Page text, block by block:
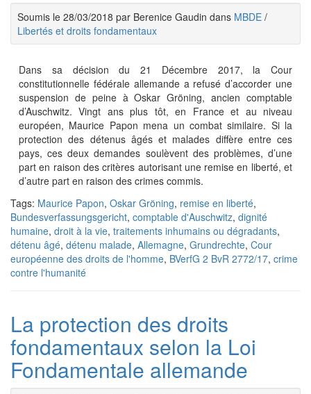
Soumis le 28/03/2018 par Berenice Gaudin dans MBDE /
Libertés et droits fondamentaux
Dans sa décision du 21 Décembre 2017, la Cour
constitutionnelle fédérale allemande a refusé d’accorder une
suspension de peine à Oskar Gröning, ancien comptable
d’Auschwitz. Vingt ans plus tôt, en France et au niveau
européen, Maurice Papon mena un combat similaire. Si la
protection des détenus âgés et malades diffère entre ces
pays, ces deux demandes soulèvent des problèmes, d’une
part en raison des critères autorisant une remise en liberté, et
d’autre part en raison des crimes commis.
Tags: Maurice Papon, Oskar Gröning, remise en liberté,
Bundesverfassungsgericht, comptable d'Auschwitz, dignité
humaine, droit à la vie, traitements inhumains ou dégradants,
détenu âgé, détenu malade, Allemagne, Grundrechte, Cour
européenne des droits de l'homme, BVerfG 2 BvR 2772/17, crime
contre l'humanité
La protection des droits
fondamentaux selon la Loi
Fondamentale allemande